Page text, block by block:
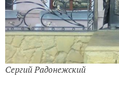
Сергий Радонежский